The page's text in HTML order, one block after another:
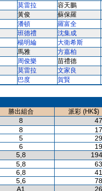
莫雷拉 容天鵬
黃俊 蘇保羅
潘頓 羅富全
班德禮 沈集成
楊明綸 大衛希斯
馬雅 方嘉柏
周俊樂 苗禮德
莫雷拉 文家良
巴度
賀賢
勝出組合
派彩 (HK$)
8
8
5
6
5,8
5,8
6,8
5,6
A1